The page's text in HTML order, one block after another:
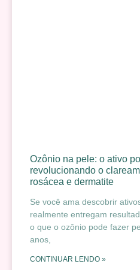
Ozônio na pele: o ativo
revolucionando o
rosácea e dermatite
Se você ama descobrir
realmente entregam
o que o ozônio pode fazer
anos,
CONTINUAR LENDO »